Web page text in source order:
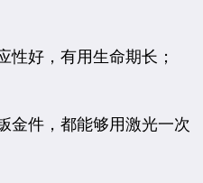
好，有用生命期长；
金件，都能够用激光一次